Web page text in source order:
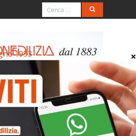
notizie, giugno
1993